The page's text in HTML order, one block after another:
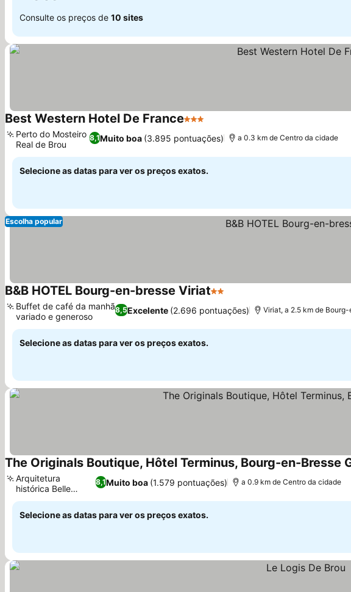
Consulte os preços de 10 sites
Best Western Hotel De France3 Estrelas
8,1Muito boa (3.895 pontuações)
Perto do Mosteiro
Real de Brou
a 0.3 km de Centro da cidade
Selecione as datas para ver os preços exatos.
Escolha popular
B&B HOTEL Bourg-en-bresse Viriat2 Estrelas
8,5Excelente (2.696 pontuações)
Buffet de café da manhã
variado e generoso
Viriat, a 2.5 km de
Selecione as datas para ver os preços exatos.
The Originals Boutique, Hôtel Terminus, Bourg-en-Bresse
8,1Muito boa (1.579 pontuações)
Arquitetura
histórica Belle
Époque
a 0.9 km de Centro da cidade
Selecione as datas para ver os preços exatos.